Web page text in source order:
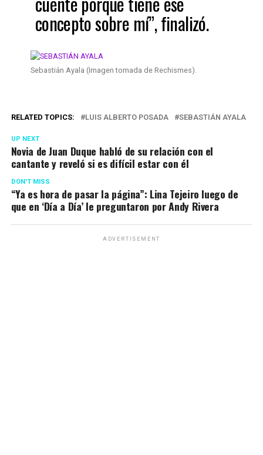
concepto sobre mí”, finalizó.
Sebastián Ayala (Imagen tomada de Rechismes).
RELATED TOPICS: LUIS ALBERTO POSADA SEBASTIÁN AYALA
UP NEXT
Novia de Juan Duque habló de su relación con el
cantante y reveló si es difícil estar con él
DON'T MISS
“Ya es hora de pasar la página”: Lina Tejeiro luego de
que en ‘Día a Día’ le preguntaron por Andy Rivera
ADVERTISEMENT